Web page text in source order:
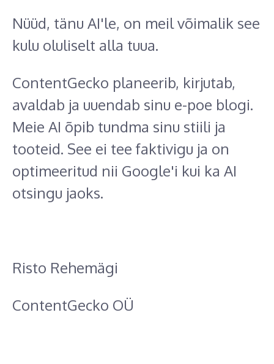
Nüüd, tänu AI'le, on meil võimalik see
kulu oluliselt alla tuua.
ContentGecko planeerib, kirjutab,
avaldab ja uuendab sinu e-poe blogi.
Meie AI õpib tundma sinu stiili ja
tooteid. See ei tee faktivigu ja on
optimeeritud nii Google'i kui ka AI
otsingu jaoks.
Risto Rehemägi
ContentGecko OÜ